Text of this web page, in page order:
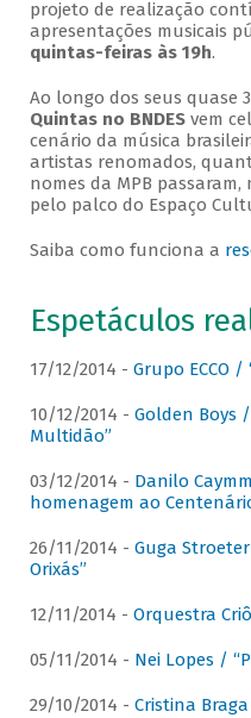
projeto de realização
apresentações musicais
quintas-feiras às 19h.
Ao longo dos seus quase
Quintas no BNDESvem
cenário da música
artistas renomados,
nomes da MPB
pelo palco do Espaço
Saiba como funciona a
Espetáculos
17/12/2014 - Grupo ECCO
10/12/2014 - Golden Boys
Multidão”
03/12/2014 - Danilo
homenagem ao
26/11/2014 - Guga
Orixás”
12/11/2014 - Orquestra
05/11/2014 - Nei Lopes /
29/10/2014 - Cristina Braga